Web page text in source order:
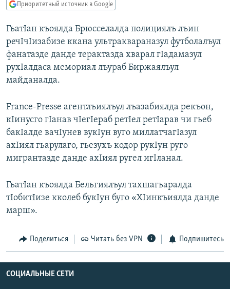
Вернутся
поиску
КАВКАЗ.РЕАЛИИ
СЕВЕР.РЕАЛИИ
СИБИРЬ.РЕАЛИИ
РАСПИСАНИЕ ВЕЩАНИЯ
ПОДПИШИТЕСЬ НА РАССЫЛКУ
СОЦИАЛЬНЫЕ СЕТИ
Все сайты РСЕ/РС
Приоритетный источник в Google
ГьатIан къоялда Брюсселалда полициялъ лъин
речIчIизабизе ккана ультраквараназул футболалъул
фанатазде данде терактазда хварал гIадамазул
рухIалдаса мемориал лъураб Биржаялъул
майданалда.
France-Presse агентлъиялъул лъазабиялда рекъон,
кIинусго гIанав чIегIераб ретIел ретIарав чи гьеб
бакIалде вачIунев вукIун вуго миллатчагIазул
ахIиял гьарулаго, гьезухъ кодор рукIун руго
мигрантазде данде ахIиял ругел игIланал.
ГьатIан къоялда Бельгиялъул тахшагьаралда
тIобитIизе кколеб букIун буго «ХIинкъиялда данде
марш».
Поделиться Читать без VPN Подпишитесь
СОЦИАЛЬНЫЕ СЕТИ